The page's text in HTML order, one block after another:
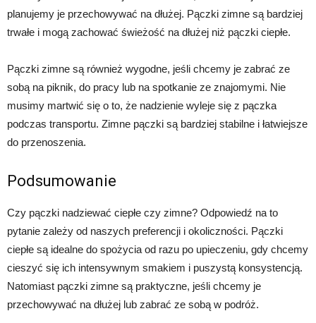
planujemy je przechowywać na dłużej. Pączki zimne są bardziej
trwałe i mogą zachować świeżość na dłużej niż pączki ciepłe.
Pączki zimne są również wygodne, jeśli chcemy je zabrać ze
sobą na piknik, do pracy lub na spotkanie ze znajomymi. Nie
musimy martwić się o to, że nadzienie wyleje się z pączka
podczas transportu. Zimne pączki są bardziej stabilne i łatwiejsze
do przenoszenia.
Podsumowanie
Czy pączki nadziewać ciepłe czy zimne? Odpowiedź na to
pytanie zależy od naszych preferencji i okoliczności. Pączki
ciepłe są idealne do spożycia od razu po upieczeniu, gdy chcemy
cieszyć się ich intensywnym smakiem i puszystą konsystencją.
Natomiast pączki zimne są praktyczne, jeśli chcemy je
przechowywać na dłużej lub zabrać ze sobą w podróż.